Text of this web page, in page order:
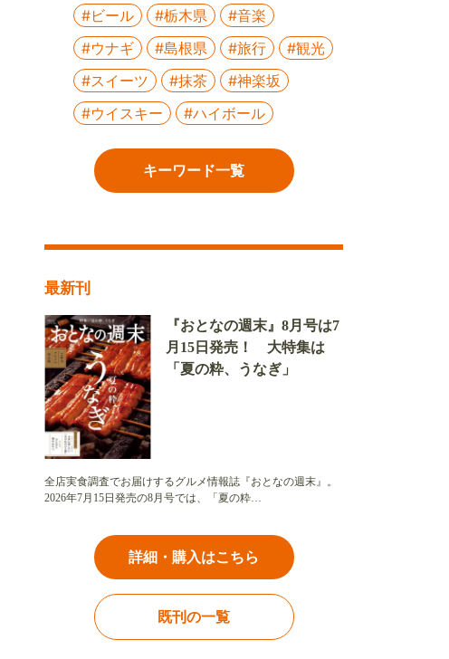
#ビール #栃木県
#音楽
#ウナギ
#島根県 #旅行
#観光
#スイーツ
#抹茶
#神楽坂
#ウイスキー
#ハイボール
キーワード一覧
最新刊
『おとなの週末』8月号は7
月15日発売！ 大特集は
「夏の粋、うなぎ」
全店実食調査でお届けするグルメ情報誌『おとなの週末』。
2026年7月15日発売の8月号では、「夏の粋…
詳細・購入はこちら
既刊の一覧